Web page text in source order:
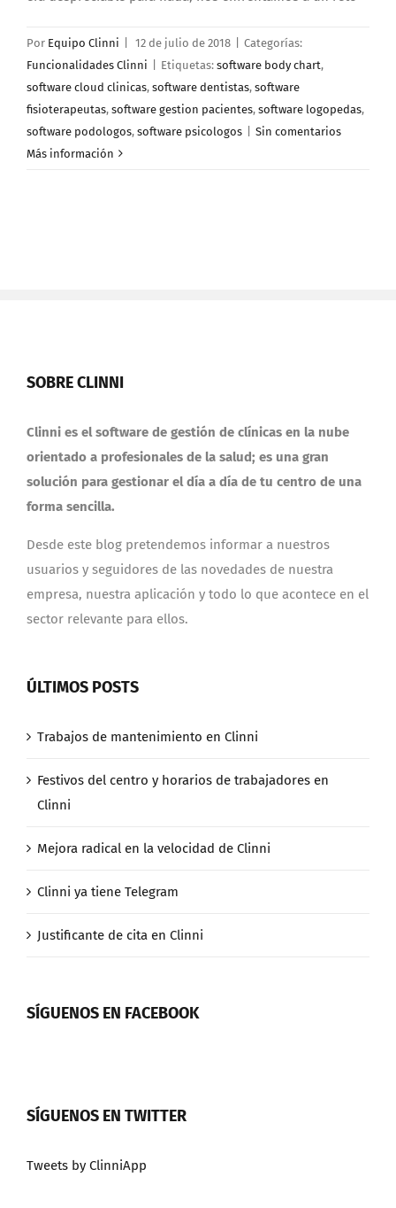
Por Equipo Clinni 12 de julio de 2018
Categorías:
Funcionalidades Clinni
Etiquetas: software body chart,
software cloud clinicas, software dentistas, software
fisioterapeutas, software gestion pacientes, software logopedas,
software podologos, software psicologos
Sin comentarios
Más información
SOBRE CLINNI
Clinni es el software de gestión de clínicas en la nube
orientado a profesionales de la salud; es una gran
solución para gestionar el día a día de tu centro de una
forma sencilla.
Desde este blog pretendemos informar a nuestros
usuarios y seguidores de las novedades de nuestra
empresa, nuestra aplicación y todo lo que acontece en el
sector relevante para ellos.
ÚLTIMOS POSTS
Trabajos de mantenimiento en Clinni
Festivos del centro y horarios de trabajadores en
Clinni
Mejora radical en la velocidad de Clinni
Clinni ya tiene Telegram
Justificante de cita en Clinni
SÍGUENOS EN FACEBOOK
SÍGUENOS EN TWITTER
Tweets by ClinniApp